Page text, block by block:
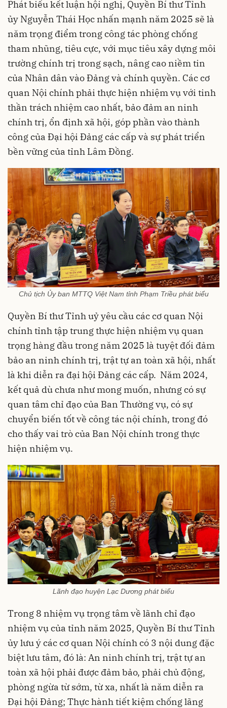
Phát biểu kết luận hội nghị, Quyền Bí thư Tỉnh
ủy Nguyễn Thái Học nhấn mạnh năm 2025 sẽ là
năm trọng điểm trong công tác phòng chống
tham nhũng, tiêu cực, với mục tiêu xây dựng môi
trường chính trị trong sạch, nâng cao niềm tin
của Nhân dân vào Đảng và chính quyền. Các cơ
quan Nội chính phải thực hiện nhiệm vụ với tinh
thần trách nhiệm cao nhất, bảo đảm an ninh
chính trị, ổn định xã hội, góp phần vào thành
công của Đại hội Đảng các cấp và sự phát triển
bền vững của tỉnh Lâm Đồng.
Chủ tịch Ủy ban MTTQ Việt Nam tỉnh Phạm Triều phát biểu
Quyền Bí thư Tỉnh uỷ yêu cầu các cơ quan Nội
chính tỉnh tập trung thực hiện nhiệm vụ quan
trọng hàng đầu trong năm 2025 là tuyệt đối đảm
bảo an ninh chính trị, trật tự an toàn xã hội, nhất
là khi diễn ra đại hội Đảng các cấp. Năm 2024,
kết quả dù chưa như mong muốn, nhưng có sự
quan tâm chỉ đạo của Ban Thường vụ, có sự
chuyển biến tốt về công tác nội chính, trong đó
cho thấy vai trò của Ban Nội chính trong thực
hiện nhiệm vụ.
Lãnh đạo huyện Lạc Dương phát biểu
Trong 8 nhiệm vụ trọng tâm về lãnh chỉ đạo
nhiệm vụ của tỉnh năm 2025, Quyền Bí thư Tỉnh
ủy lưu ý các cơ quan Nội chính có 3 nội dung đặc
biệt lưu tâm, đó là: An ninh chính trị, trật tự an
toàn xã hội phải được đảm bảo, phải chủ động,
phòng ngừa từ sớm, từ xa, nhất là năm diễn ra
Đại hội Đảng; Thực hành tiết kiệm chống lãng